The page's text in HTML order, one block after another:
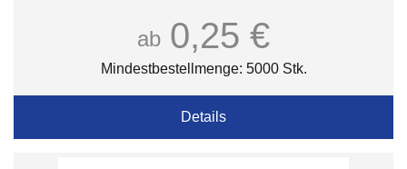
ab 0,25 €
Mindestbestellmenge: 5000 Stk.
Details